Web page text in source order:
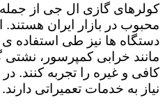
کولرهای گازی ال جی از
محبوب در بازار ایران
دستگاه ها نیز طی استفاده
مانند خرابی کمپرسور،
کافی و غیره را تجربه کنند.
نیاز به خدمات تعمیراتی دارند.